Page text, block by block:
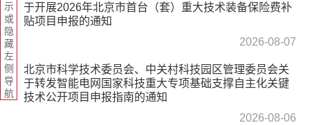
示
或
隐
藏
左
侧
导
航
于开展2026年北京市首台（套）重大技术装备保险费补
贴项目申报的通知
2026-08-07
北京市科学技术委员会、中关村科技园区管理委员会关
于转发智能电网国家科技重大专项基础支撑自主化关键
技术公开项目申报指南的通知
2026-08-06